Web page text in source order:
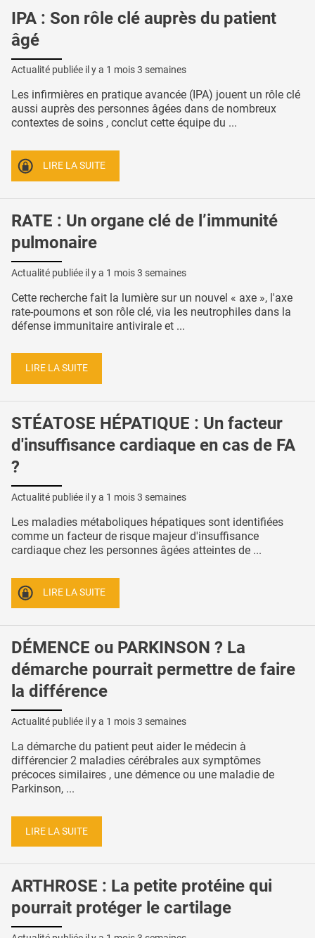
IPA : Son rôle clé auprès du patient
âgé
Actualité publiée il y a 1 mois 3 semaines
Les infirmières en pratique avancée (IPA) jouent un rôle clé
aussi auprès des personnes âgées dans de nombreux
contextes de soins , conclut cette équipe du ...
LIRE LA SUITE
RATE : Un organe clé de l’immunité
pulmonaire
Actualité publiée il y a 1 mois 3 semaines
Cette recherche fait la lumière sur un nouvel « axe », l'axe
rate-poumons et son rôle clé, via les neutrophiles dans la
défense immunitaire antivirale et ...
LIRE LA SUITE
STÉATOSE HÉPATIQUE : Un facteur
d'insuffisance cardiaque en cas de FA
?
Actualité publiée il y a 1 mois 3 semaines
Les maladies métaboliques hépatiques sont identifiées
comme un facteur de risque majeur d'insuffisance
cardiaque chez les personnes âgées atteintes de ...
LIRE LA SUITE
DÉMENCE ou PARKINSON ? La
démarche pourrait permettre de faire
la différence
Actualité publiée il y a 1 mois 3 semaines
La démarche du patient peut aider le médecin à
différencier 2 maladies cérébrales aux symptômes
précoces similaires , une démence ou une maladie de
Parkinson, ...
LIRE LA SUITE
ARTHROSE : La petite protéine qui
pourrait protéger le cartilage